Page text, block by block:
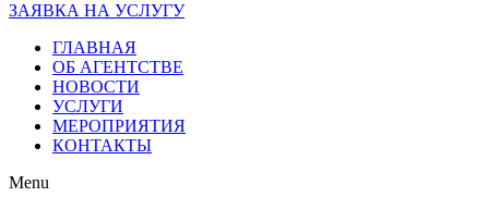
ЗАЯВКА НА УСЛУГУ
ГЛАВНАЯ
ОБ АГЕНТСТВЕ
НОВОСТИ
УСЛУГИ
МЕРОПРИЯТИЯ
КОНТАКТЫ
Menu